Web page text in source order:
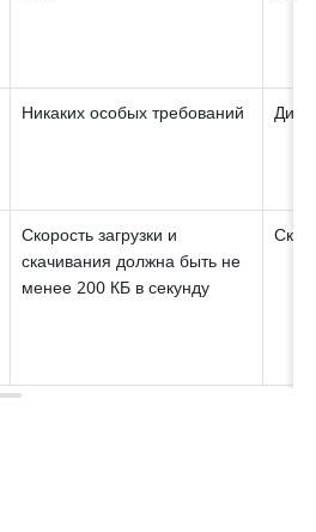
Никаких особых требований
Скорость загрузки и
скачивания должна быть не
менее 200 КБ в секунду